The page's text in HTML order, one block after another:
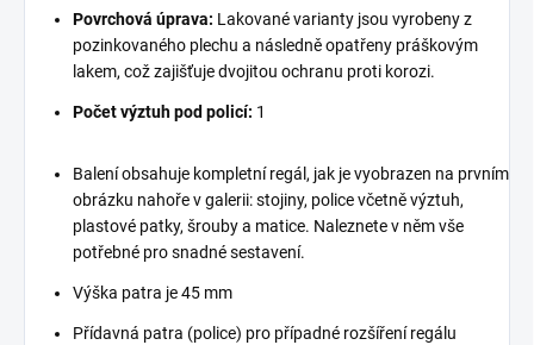
Povrchová úprava: Lakované varianty jsou vyrobeny z
pozinkovaného plechu a následně opatřeny práškovým
lakem, což zajišťuje dvojitou ochranu proti korozi.
Počet výztuh pod policí: 1
Balení obsahuje kompletní regál, jak je vyobrazen na prvním
obrázku nahoře v galerii: stojiny, police včetně výztuh,
plastové patky, šrouby a matice. Naleznete v něm vše
potřebné pro snadné sestavení.
Výška patra je 45 mm
Přídavná patra (police) pro případné rozšíření regálu